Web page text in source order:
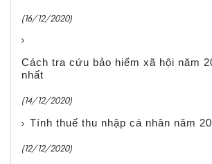
(16/12/2020)
Cách tra cứu bảo hiểm xã hội năm
nhất
(14/12/2020)
Tính thuế thu nhập cá nhân năm
(12/12/2020)